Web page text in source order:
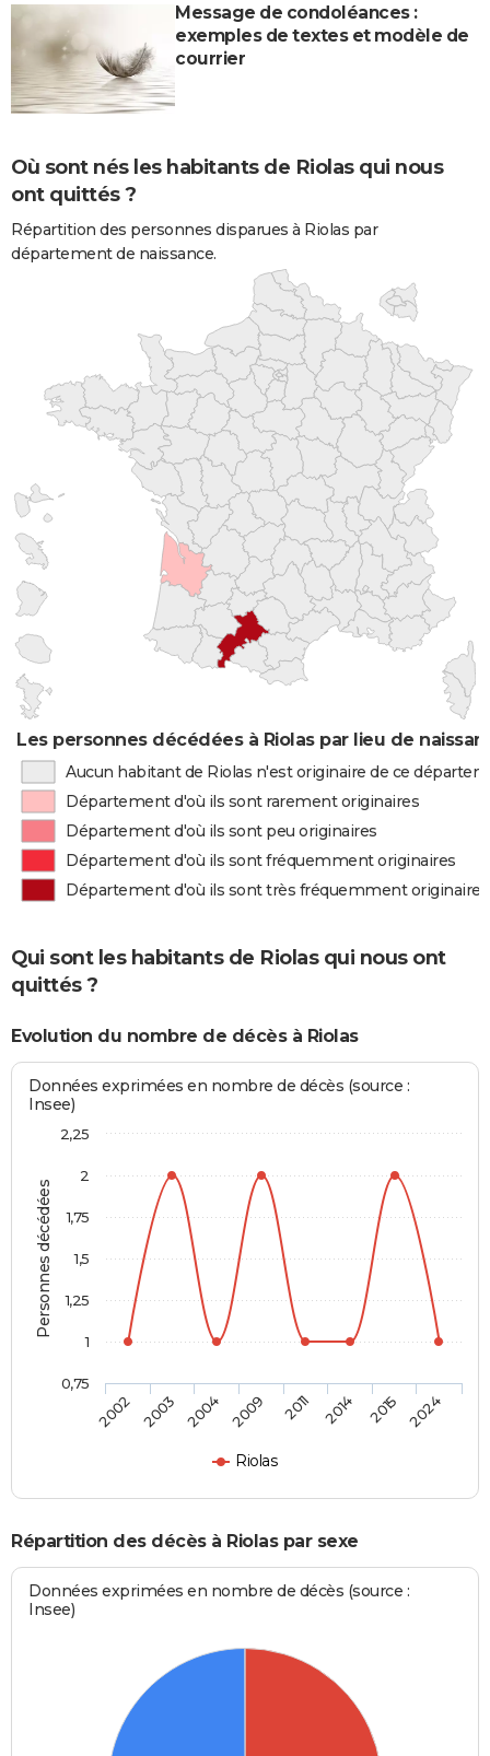
Message de condoléances :
exemples de textes et modèle de
courrier
Où sont nés les habitants de Riolas qui nous
ont quittés ?
Répartition des personnes disparues à Riolas par
département de naissance.
Les personnes décédées à Riolas par lieu de
Aucun habitant de Riolas n'est originaire de ce
Département d'où ils sont rarement originaires
Département d'où ils sont peu originaires
Département d'où ils sont fréquemment originaires
Département d'où ils sont très fréquemment originaires
Qui sont les habitants de Riolas qui nous ont
quittés ?
Evolution du nombre de décès à Riolas
Personnes décédées
Données exprimées en nombre de décès (source :
Insee)
Riolas
2002 2003 2004 2009 2011 2014 2015 2024
0,75
1
1,25
1,5
1,75
2
2,25
Répartition des décès à Riolas par sexe
Données exprimées en nombre de décès (source :
Insee)